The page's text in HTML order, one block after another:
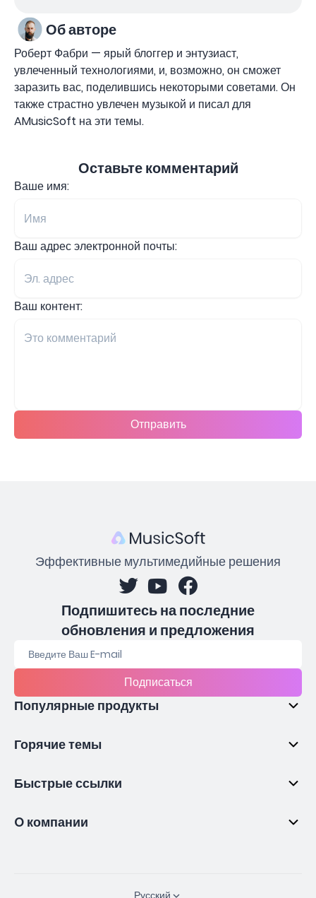
Об авторе
Роберт Фабри — ярый блоггер и энтузиаст,
увлеченный технологиями, и, возможно, он сможет
заразить вас, поделившись некоторыми советами. Он
также страстно увлечен музыкой и писал для
AMusicSoft на эти темы.
Оставьте комментарий
Ваше имя:
Ваш адрес электронной почты:
Ваш контент:
Отправить
Эффективные мультимедийные решения
Подпишитесь на последние
обновления и предложения
Подписаться
Популярные продукты
Горячие темы
Быстрые ссылки
O компании